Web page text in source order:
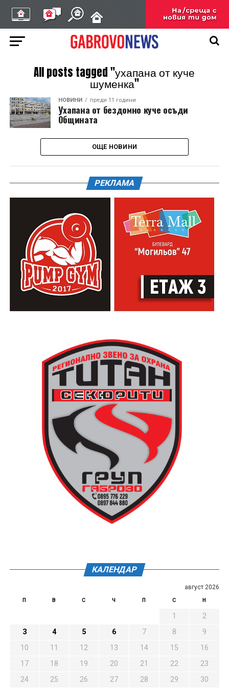
All posts tagged "ухапана от куче
шуменка"
НОВИНИ преди 11 години
Ухапана от бездомно куче осъди
Общината
ОЩЕ НОВИНИ
РЕКЛАМА
КАЛЕНДАР
август 2026
П В С Ч П С Н
1
2
3
4 5 6 7 8
9
10
11 12 13 14 15
16
17
18 19 20 21 22
23
24
25 26 27 28 29 30